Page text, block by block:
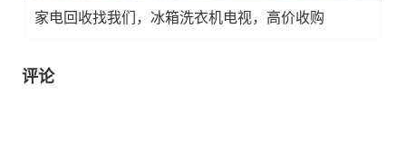
家电回收找我们，冰箱洗衣机电视，高价收购
评论